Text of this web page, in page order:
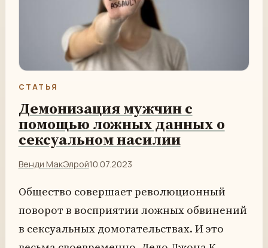
СТАТЬЯ
Демонизация мужчин с
помощью ложных данных о
сексуальном насилии
Венди МакЭлрой10.07.2023
Общество совершает революционный
поворот в восприятии ложных обвинений
в сексуальных домогательствах. И это